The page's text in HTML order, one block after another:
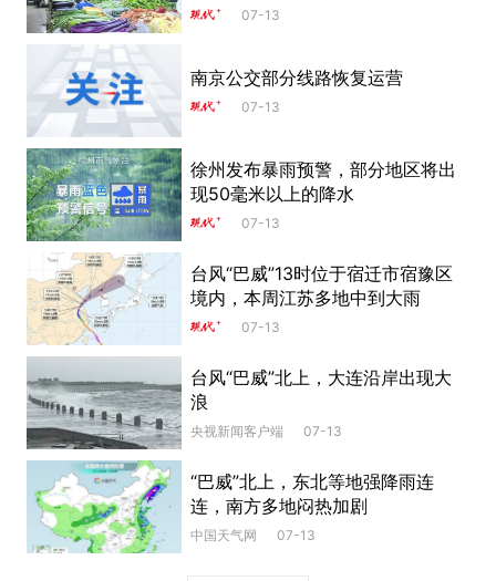
07-13
南京公交部分线路恢复运营
07-13
徐州发布暴雨预警，部分地区将出
现50毫米以上的降水
07-13
台风“巴威”13时位于宿迁市宿豫区
境内，本周江苏多地中到大雨
07-13
台风“巴威”北上，大连沿岸出现大
浪
央视新闻客户端 07-13
“巴威”北上，东北等地强降雨连
连，南方多地闷热加剧
中国天气网 07-13